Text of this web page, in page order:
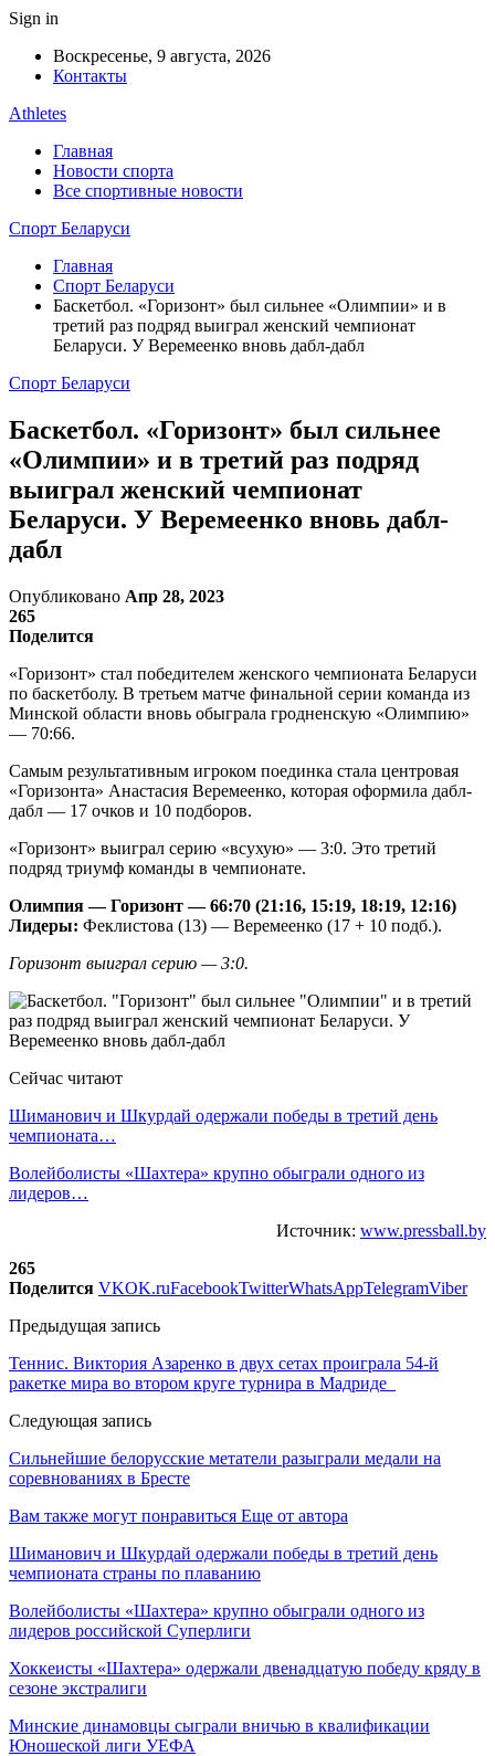
Sign in
Воскресенье, 9 августа, 2026
Контакты
Athletes
Главная
Новости спорта
Все спортивные новости
Спорт Беларуси
Главная
Спорт Беларуси
Баскетбол. «Горизонт» был сильнее «Олимпии» и в
третий раз подряд выиграл женский чемпионат
Беларуси. У Веремеенко вновь дабл-дабл
Спорт Беларуси
Баскетбол. «Горизонт» был сильнее
«Олимпии» и в третий раз подряд
выиграл женский чемпионат
Беларуси. У Веремеенко вновь дабл-
дабл
Опубликовано Апр 28, 2023
265
Поделится
«Горизонт» стал победителем женского чемпионата Беларуси
по баскетболу. В третьем матче финальной серии команда из
Минской области вновь обыграла гродненскую «Олимпию»
— 70:66.
Самым результативным игроком поединка стала центровая
«Горизонта» Анастасия Веремеенко, которая оформила дабл-
дабл — 17 очков и 10 подборов.
«Горизонт» выиграл серию «всухую» — 3:0. Это третий
подряд триумф команды в чемпионате.
Олимпия — Горизонт — 66:70 (21:16, 15:19, 18:19, 12:16)
Лидеры: Феклистова (13) — Веремеенко (17 + 10 подб.).
Горизонт выиграл серию — 3:0.
Сейчас читают
Шиманович и Шкурдай одержали победы в третий день
чемпионата…
Волейболисты «Шахтера» крупно обыграли одного из
лидеров…
Источник: www.pressball.by
265
Поделится VKOK.ruFacebookTwitterWhatsAppTelegramViber
Предыдущая запись
Теннис. Виктория Азаренко в двух сетах проиграла 54-й
ракетке мира во втором круге турнира в Мадриде
Следующая запись
Сильнейшие белорусские метатели разыграли медали на
соревнованиях в Бресте
Вам также могут понравиться Еще от автора
Шиманович и Шкурдай одержали победы в третий день
чемпионата страны по плаванию
Волейболисты «Шахтера» крупно обыграли одного из
лидеров российской Суперлиги
Хоккеисты «Шахтера» одержали двенадцатую победу кряду в
сезоне экстралиги
Минские динамовцы сыграли вничью в квалификации
Юношеской лиги УЕФА